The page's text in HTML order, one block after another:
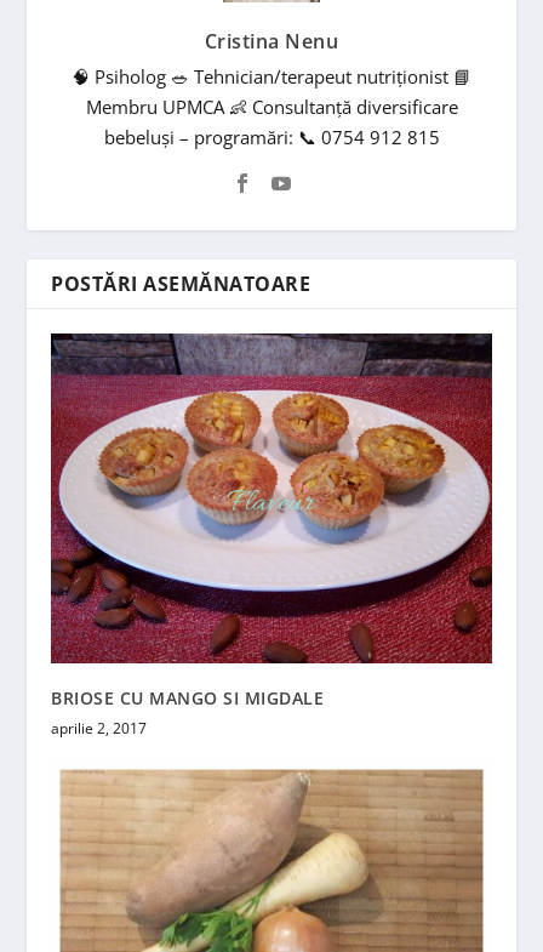
Cristina Nenu
🧠 Psiholog 🥗 Tehnician/terapeut nutriționist 📘
Membru UPMCA 👶 Consultanță diversificare
bebeluși – programări: 📞 0754 912 815
POSTĂRI ASEMĂNATOARE
BRIOSE CU MANGO SI MIGDALE
aprilie 2, 2017